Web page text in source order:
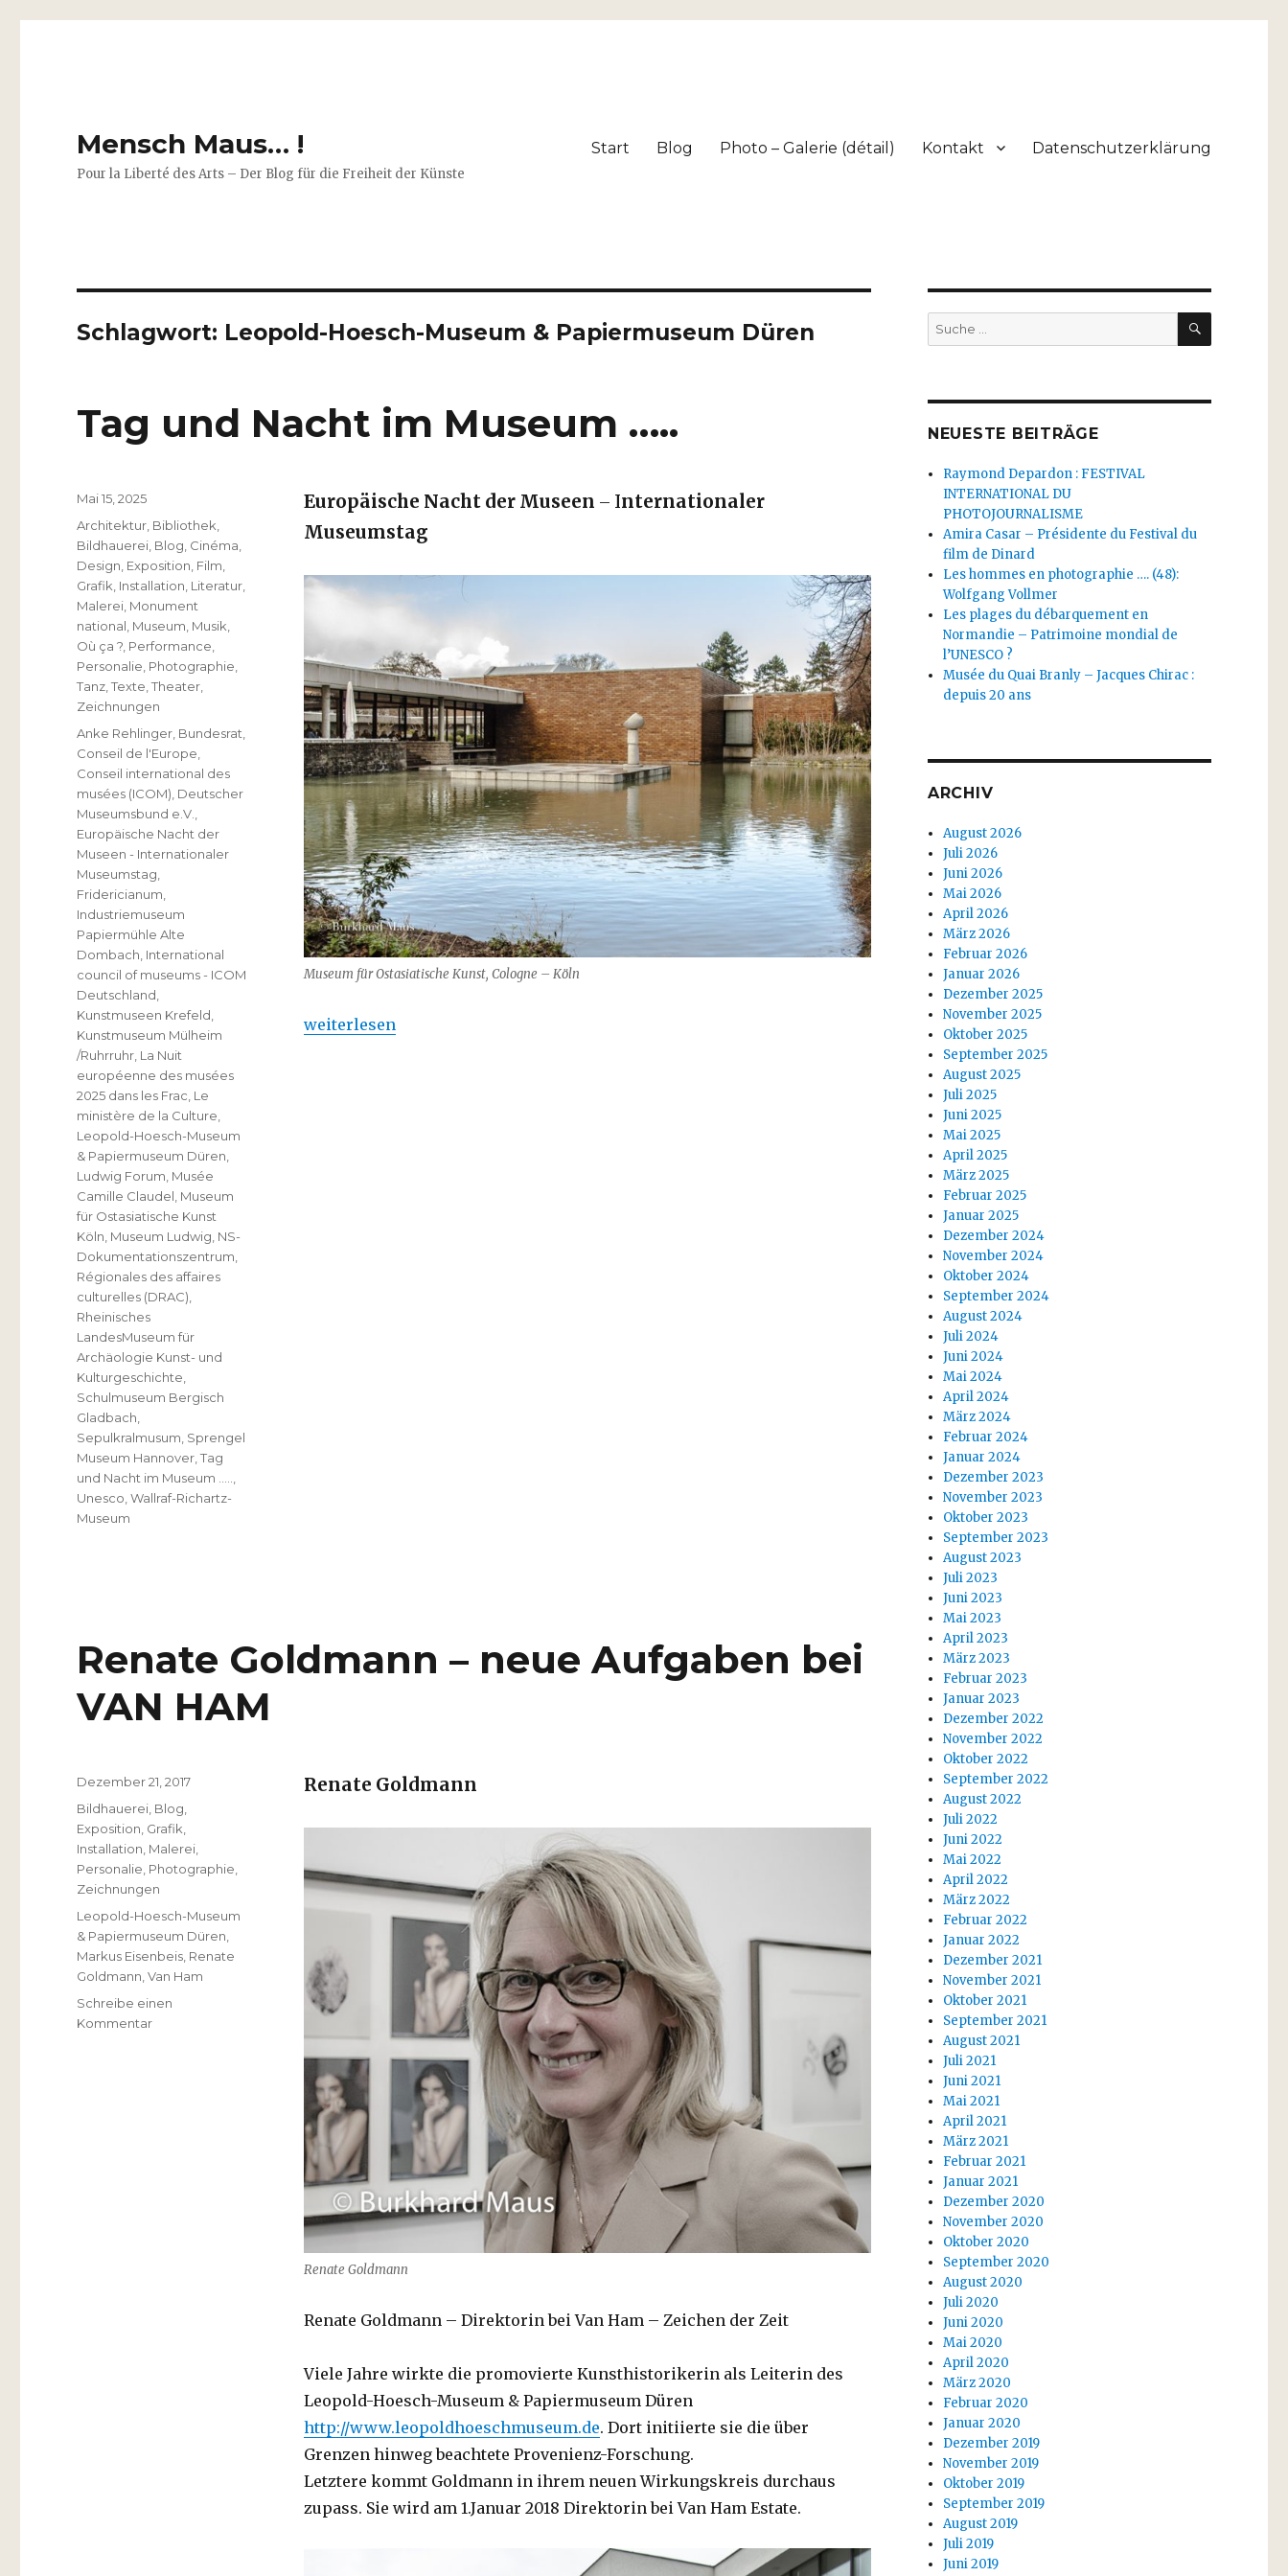
Mensch Maus… !
Pour la Liberté des Arts – Der Blog für die Freiheit der Künste
Start Blog Photo – Galerie (détail) Kontakt Datenschutzerklärung
Schlagwort: Leopold-Hoesch-Museum & Papiermuseum Düren
Tag und Nacht im Museum …..
Europäische Nacht der Museen – Internationaler
Museumstag
Museum für Ostasiatische Kunst, Cologne – Köln
„Tag und Nacht im Museum …..“
weiterlesen
Veröffentlicht
Mai 15, 2025
Kategorien
Architektur Bibliothek
Bildhauerei Blog Cinéma
Design Exposition Film
Grafik Installation Literatur
Malerei Monument
national Museum Musik
Où ça ? Performance
Personalie Photographie
Tanz ,Texte ,Theater
Zeichnungen
Schlagwörter
Anke Rehlinger Bundesrat
Conseil de l'Europe
Conseil international des
musées (ICOM) Deutscher
Museumsbund e.V.
Europäische Nacht der
Museen - Internationaler
Museumstag
Fridericianum
Industriemuseum
Papiermühle Alte
Dombach International
council of museums - ICOM
Deutschland
Kunstmuseen Krefeld
Kunstmuseum Mülheim
/Ruhrruhr La Nuit
européenne des musées
2025 dans les Frac Le
ministère de la Culture
Leopold-Hoesch-Museum
& Papiermuseum Düren
Ludwig Forum Musée
Camille Claudel Museum
für Ostasiatische Kunst
Köln Museum Ludwig NS-
Dokumentationszentrum
Régionales des affaires
culturelles (DRAC)
Rheinisches
LandesMuseum für
Archäologie Kunst- und
Kulturgeschichte
Schulmuseum Bergisch
Gladbach
Sepulkralmusum Sprengel
Museum Hannover ,Tag
und Nacht im Museum …..
Unesco ,Wallraf-Richartz-
Museum
Renate Goldmann – neue Aufgaben bei
VAN HAM
Renate Goldmann
Renate Goldmann
Renate Goldmann – Direktorin bei Van Ham – Zeichen der Zeit
Viele Jahre wirkte die promovierte Kunsthistorikerin als Leiterin des
Leopold-Hoesch-Museum & Papiermuseum Düren
http://www.leopoldhoeschmuseum.de. Dort initiierte sie die über
Grenzen hinweg beachtete Provenienz-Forschung.
Letztere kommt Goldmann in ihrem neuen Wirkungskreis durchaus
zupass. Sie wird am 1.Januar 2018 Direktorin bei Van Ham Estate.
Veröffentlicht
am
Dezember 21, 2017
Kategorien
Bildhauerei Blog
Exposition Grafik
Installation Malerei
Personalie Photographie
Zeichnungen
Schlagwörter
Leopold-Hoesch-Museum
& Papiermuseum Düren
Markus Eisenbeis Renate
Goldmann ,Van Ham
Schreibe einen
Kommentarzu
Suche
nach:
SUCHEN
NEUESTE BEITRÄGE
Raymond Depardon : FESTIVAL
INTERNATIONAL DU
PHOTOJOURNALISME
Amira Casar – Présidente du Festival du
film de Dinard
Les hommes en photographie …. (48):
Wolfgang Vollmer
Les plages du débarquement en
Normandie – Patrimoine mondial de
l’UNESCO ?
Musée du Quai Branly – Jacques Chirac :
depuis 20 ans
ARCHIV
August 2026
Juli 2026
Juni 2026
Mai 2026
April 2026
März 2026
Februar 2026
Januar 2026
Dezember 2025
November 2025
Oktober 2025
September 2025
August 2025
Juli 2025
Juni 2025
Mai 2025
April 2025
März 2025
Februar 2025
Januar 2025
Dezember 2024
November 2024
Oktober 2024
September 2024
August 2024
Juli 2024
Juni 2024
Mai 2024
April 2024
März 2024
Februar 2024
Januar 2024
Dezember 2023
November 2023
Oktober 2023
September 2023
August 2023
Juli 2023
Juni 2023
Mai 2023
April 2023
März 2023
Februar 2023
Januar 2023
Dezember 2022
November 2022
Oktober 2022
September 2022
August 2022
Juli 2022
Juni 2022
Mai 2022
April 2022
März 2022
Februar 2022
Januar 2022
Dezember 2021
November 2021
Oktober 2021
September 2021
August 2021
Juli 2021
Juni 2021
Mai 2021
April 2021
März 2021
Februar 2021
Januar 2021
Dezember 2020
November 2020
Oktober 2020
September 2020
August 2020
Juli 2020
Juni 2020
Mai 2020
April 2020
März 2020
Februar 2020
Januar 2020
Dezember 2019
November 2019
Oktober 2019
September 2019
August 2019
Juli 2019
Juni 2019